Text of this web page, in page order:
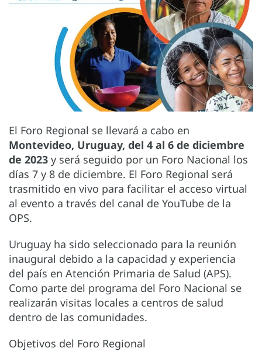
El Foro Regional se llevará a cabo en
Montevideo, Uruguay, del 4 al 6 de diciembre
de 2023 y será seguido por un Foro Nacional los
días 7 y 8 de diciembre. El Foro Regional será
trasmitido en vivo para facilitar el acceso virtual
al evento a través del canal de YouTube de la
OPS.
Uruguay ha sido seleccionado para la reunión
inaugural debido a la capacidad y experiencia
del país en Atención Primaria de Salud (APS).
Como parte del programa del Foro Nacional se
realizarán visitas locales a centros de salud
dentro de las comunidades.
Objetivos del Foro Regional